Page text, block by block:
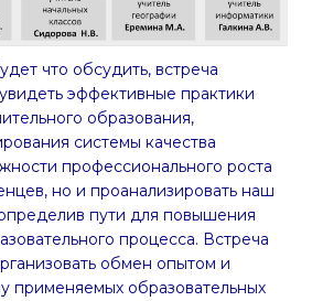
что обсудить, встреча
эффективные практики
образования,
системы качества
профессионального роста
но и проанализировать наш
пути для повышения
процесса. Встреча
обмен опытом и
применяемых образовательных